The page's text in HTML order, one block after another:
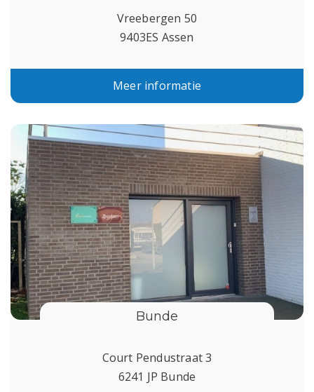
Vreebergen 50
9403ES Assen
Meer informatie
Bunde
Court Pendustraat 3
6241 JP Bunde